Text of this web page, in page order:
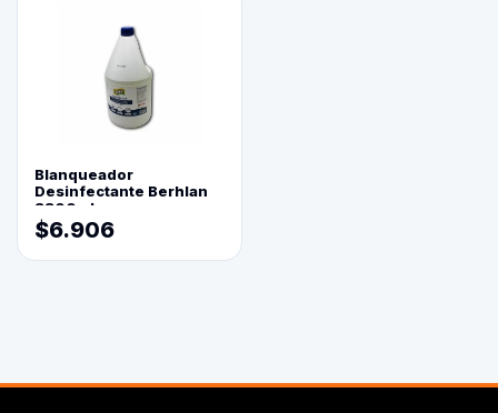
Blanqueador
Desinfectante Berhlan
3800ml
$6.906